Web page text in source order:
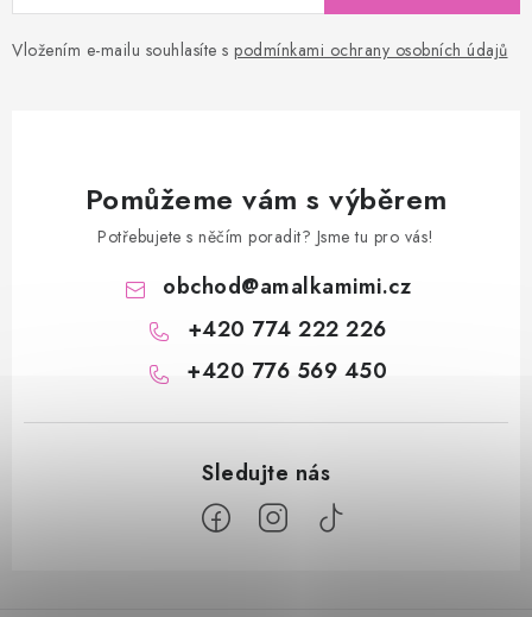
Vložením e-mailu souhlasíte s podmínkami ochrany osobních údajů
Pomůžeme vám s výběrem
Potřebujete s něčím poradit? Jsme tu pro vás!
obchod@amalkamimi.cz
+420 774 222 226
+420 776 569 450